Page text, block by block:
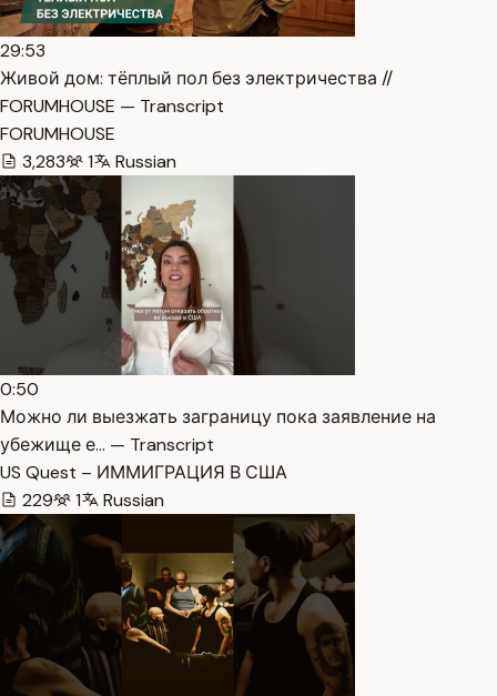
29:53
Живой дом: тёплый пол без электричества //
FORUMHOUSE — Transcript
FORUMHOUSE
3,283
1 Russian
0:50
Можно ли выезжать заграницу пока заявление на
убежище е… — Transcript
US Quest – ИММИГРАЦИЯ В США
229
1 Russian